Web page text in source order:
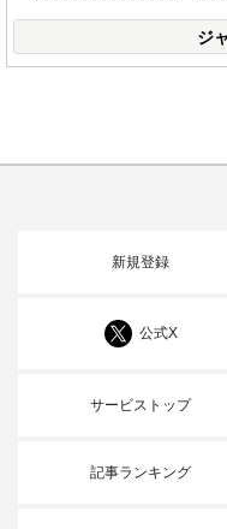
ジ
新規登録
公式X
サービストップ
記事ランキング